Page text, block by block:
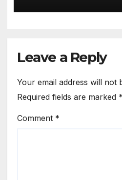
Leave a Reply
Your email address will not
Required fields are marked *
Comment *